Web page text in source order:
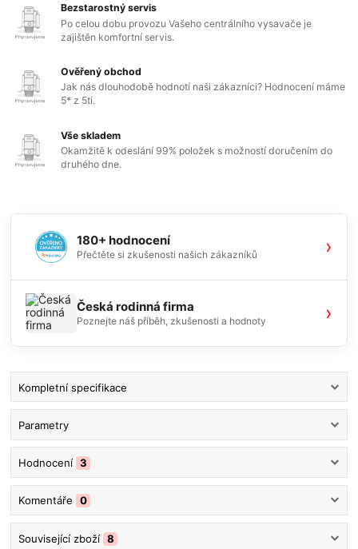
Bezstarostný servis
Po celou dobu provozu Vašeho centrálního vysavače je
zajištěn komfortní servis.
Ověřený obchod
Jak nás dlouhodobě hodnotí naši zákazníci? Hodnocení máme
5* z 5ti.
Vše skladem
Okamžitě k odeslání 99% položek s možností doručením do
druhého dne.
180+ hodnocení
Přečtěte si zkušenosti našich zákazníků ›
Česká rodinná firma
Poznejte náš příběh, zkušenosti a hodnoty ›
Kompletní specifikace
Parametry
Hodnocení 3
Komentáře 0
Související zboží 8